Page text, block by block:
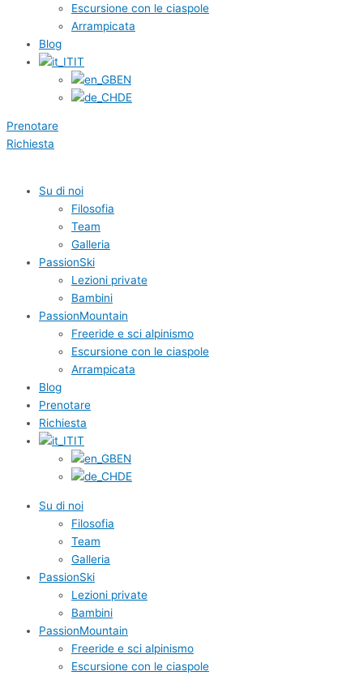
Escursione con le ciaspole
Arrampicata
Blog
IT
EN
DE
Prenotare
Richiesta
Su di noi
Filosofia
Team
Galleria
PassionSki
Lezioni private
Bambini
PassionMountain
Freeride e sci alpinismo
Escursione con le ciaspole
Arrampicata
Blog
Prenotare
Richiesta
IT
EN
DE
Su di noi
Filosofia
Team
Galleria
PassionSki
Lezioni private
Bambini
PassionMountain
Freeride e sci alpinismo
Escursione con le ciaspole